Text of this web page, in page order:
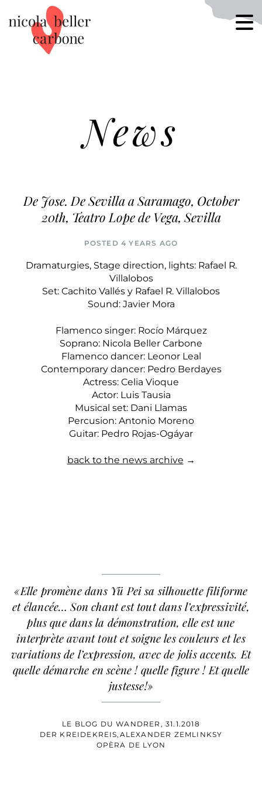
News
De Jose. De Sevilla a Saramago, October
20th, Teatro Lope de Vega, Sevilla
POSTED 4 YEARS AGO
Dramaturgies, Stage direction, lights: Rafael R.
Villalobos
Set: Cachito Vallés y Rafael R. Villalobos
Sound: Javier Mora
Flamenco singer: Rocío Márquez
Soprano: Nicola Beller Carbone
Flamenco dancer: Leonor Leal
Contemporary dancer: Pedro Berdayes
Actress: Celia Vioque
Actor: Luis Tausia
Musical set: Dani Llamas
Percusion: Antonio Moreno
Guitar: Pedro Rojas-Ogáyar
back to the news archive →
«Elle promène dans Yü Pei sa silhouette filiforme
et élancée… Son chant est tout dans l’expressivité,
plus que dans la démonstration, elle est une
interprète avant tout et soigne les couleurs et les
variations de l’expression, avec de jolis accents. Et
quelle démarche en scène ! quelle figure ! Et quelle
justesse!»
LE BLOG DU WANDRER, 31.1.2018
DER KREIDEKREIS,ALEXANDER ZEMLINKSY
OPÈRA DE LYON